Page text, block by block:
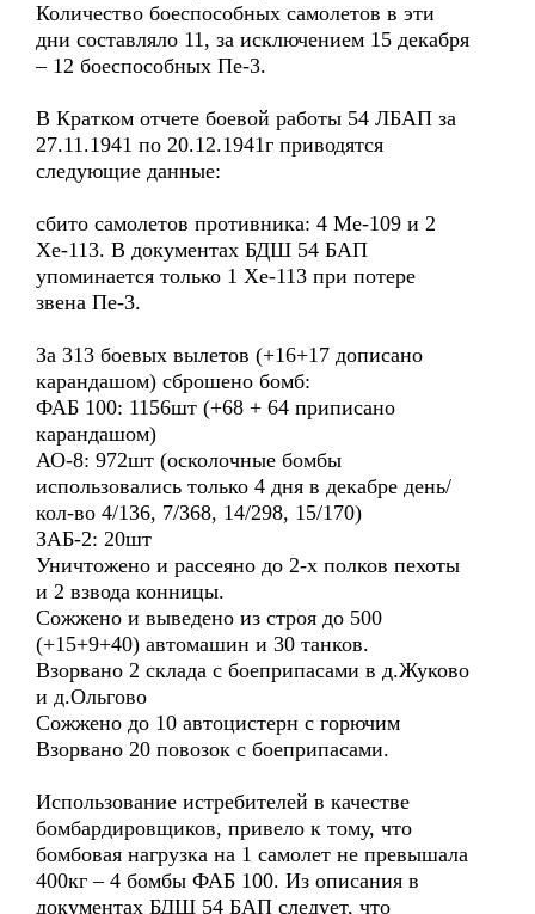
Количество боеспособных самолетов в эти
дни составляло 11, за исключением 15 декабря
– 12 боеспособных Пе-3.
В Кратком отчете боевой работы 54 ЛБАП за
27.11.1941 по 20.12.1941г приводятся
следующие данные:
сбито самолетов противника: 4 Ме-109 и 2
Хе-113. В документах БДШ 54 БАП
упоминается только 1 Хе-113 при потере
звена Пе-3.
За 313 боевых вылетов (+16+17 дописано
карандашом) сброшено бомб:
ФАБ 100: 1156шт (+68 + 64 приписано
карандашом)
АО-8: 972шт (осколочные бомбы
использовались только 4 дня в декабре день/
кол-во 4/136, 7/368, 14/298, 15/170)
ЗАБ-2: 20шт
Уничтожено и рассеяно до 2-х полков пехоты
и 2 взвода конницы.
Сожжено и выведено из строя до 500
(+15+9+40) автомашин и 30 танков.
Взорвано 2 склада с боеприпасами в д.Жуково
и д.Ольгово
Сожжено до 10 автоцистерн с горючим
Взорвано 20 повозок с боеприпасами.
Использование истребителей в качестве
бомбардировщиков, привело к тому, что
бомбовая нагрузка на 1 самолет не превышала
400кг – 4 бомбы ФАБ 100. Из описания в
документах БДШ 54 БАП следует, что